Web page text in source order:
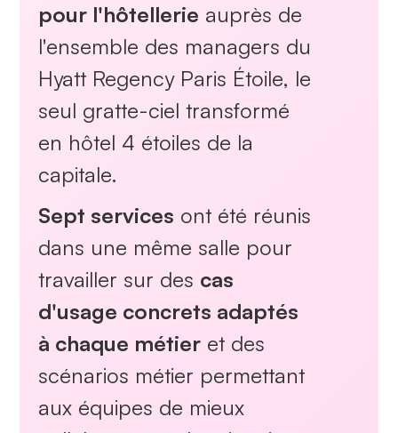
pour l'hôtellerie auprès de
l'ensemble des managers du
Hyatt Regency Paris Étoile, le
seul gratte-ciel transformé
en hôtel 4 étoiles de la
capitale.
Sept services ont été réunis
dans une même salle pour
travailler sur des cas
d'usage concrets adaptés
à chaque métier et des
scénarios métier permettant
aux équipes de mieux